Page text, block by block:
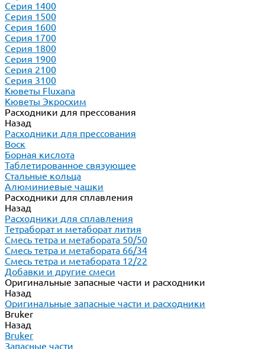
Серия 1400
Серия 1500
Серия 1600
Серия 1700
Серия 1800
Серия 1900
Серия 2100
Серия 3100
Кюветы Fluxana
Кюветы Экросхим
Расходники для прессования
Назад
Расходники для прессования
Воск
Борная кислота
Таблетированное связующее
Стальные кольца
Алюминиевые чашки
Расходники для сплавления
Назад
Расходники для сплавления
Тетраборат и метаборат лития
Смесь тетра и метабората 50/50
Смесь тетра и метабората 66/34
Смесь тетра и метабората 12/22
Добавки и другие смеси
Оригинальные запасные части и расходники
Назад
Оригинальные запасные части и расходники
Bruker
Назад
Bruker
Запасные части